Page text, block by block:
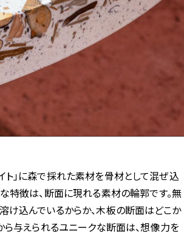
」に森で採れた素材を骨材として混ぜ込
特徴は、断面に現れる素材の輪郭です。無
け込んでいるからか、木板の断面はどこか
ら与えられるユニークな断面は、想像力を